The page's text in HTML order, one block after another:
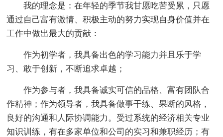
我的理念是：在年轻的季节我甘愿吃苦受累，只愿
通过自己富有激情、积极主动的努力实现自身价值并在
工作中做出最大的贡献：
作为初学者，我具备出色的学习能力并且乐于学
习、敢于创新，不断追求卓越；
作为参与者，我具备诚实可信的品格、富有团队合
作精神；作为领导者，我具备做事干练、果断的风格，
良好的沟通和人际协调能力。受过系统的经济相关专业
知识训练，有在多家单位和公司的实习和兼职经历；有